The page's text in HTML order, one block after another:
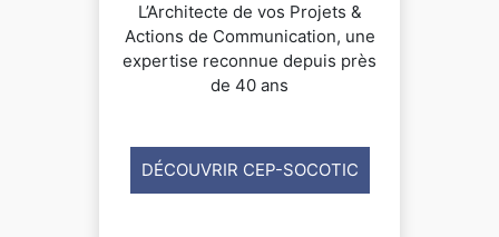
L’Architecte de vos Projets &
Actions de Communication, une
expertise reconnue depuis près
de 40 ans
DÉCOUVRIR CEP-SOCOTIC